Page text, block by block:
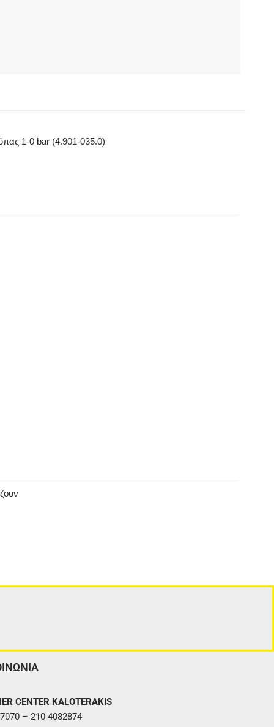
1-0 bar (4.901-035.0)
CENTER KALOTERAKIS
– 210 4082874